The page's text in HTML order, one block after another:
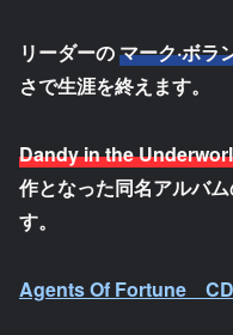
リーダーのマーク·ボラ
さで生涯を終えます。
Dandy in the
作となった同名アルバ
す。
Agents Of Fortune